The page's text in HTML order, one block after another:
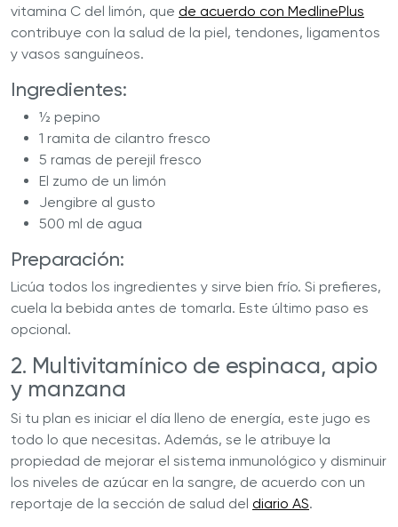
vitamina C del limón, que de acuerdo con MedlinePlus
contribuye con la salud de la piel, tendones, ligamentos
y vasos sanguíneos.
Ingredientes:
½ pepino
1 ramita de cilantro fresco
5 ramas de perejil fresco
El zumo de un limón
Jengibre al gusto
500 ml de agua
Preparación:
Licúa todos los ingredientes y sirve bien frío. Si prefieres,
cuela la bebida antes de tomarla. Este último paso es
opcional.
2. Multivitamínico de espinaca, apio
y manzana
Si tu plan es iniciar el día lleno de energía, este jugo es
todo lo que necesitas. Además, se le atribuye la
propiedad de mejorar el sistema inmunológico y disminuir
los niveles de azúcar en la sangre, de acuerdo con un
reportaje de la sección de salud del diario AS.